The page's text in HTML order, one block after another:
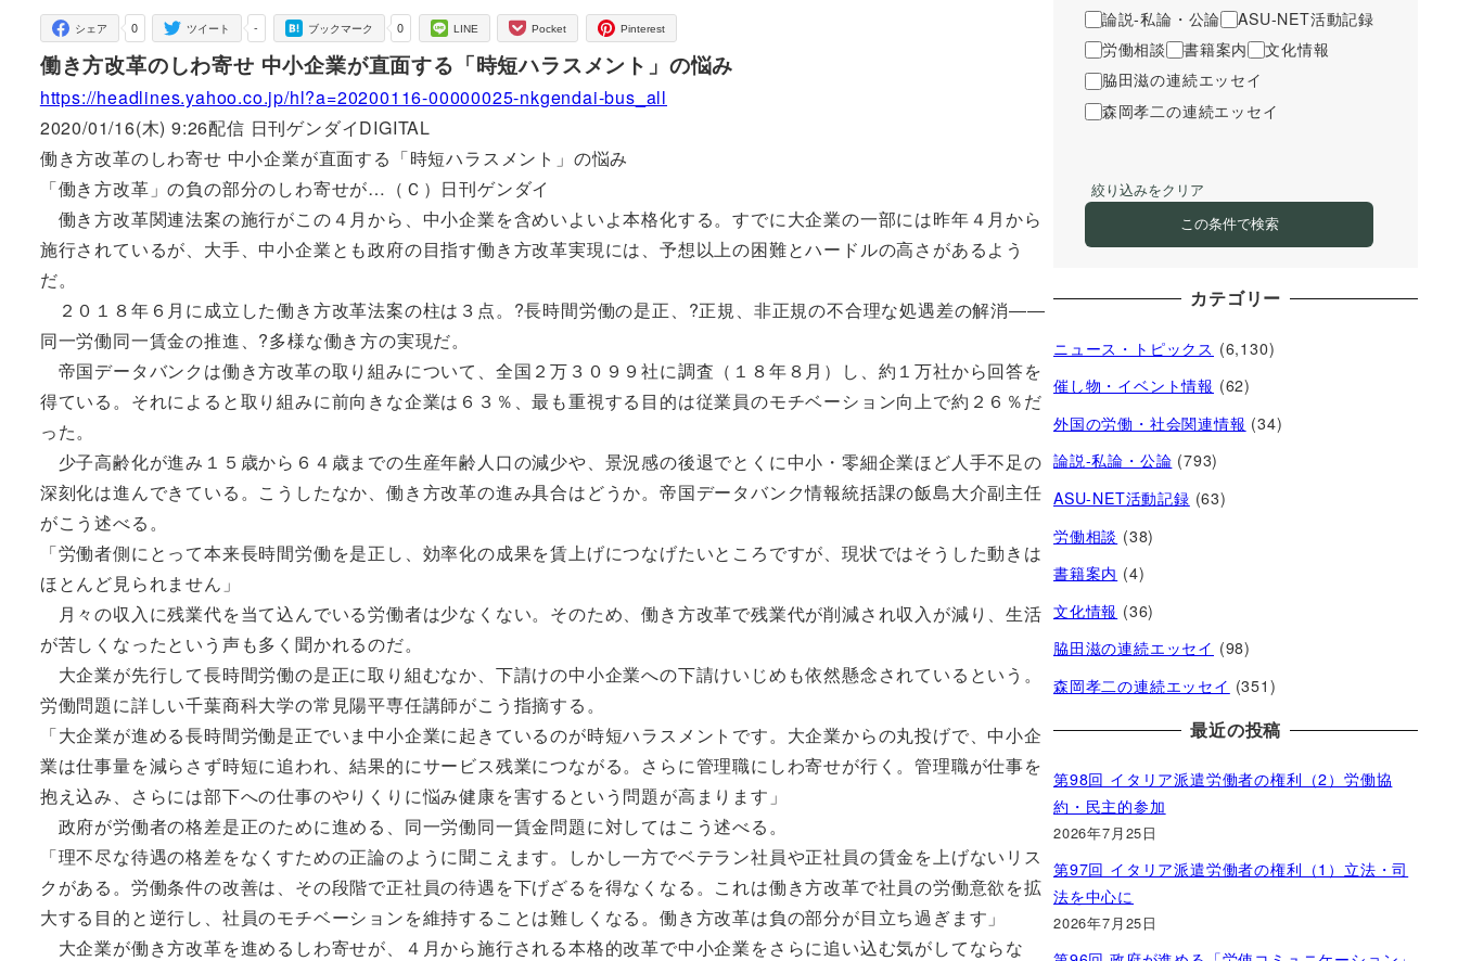
0
シェア -
ツイート 0
ブックマーク LINE Pocket Pinterest
働き方改革のしわ寄せ 中小企業が直面する「時短ハラスメント」の悩み
https://headlines.yahoo.co.jp/hl?a=20200116-00000025-nkgendai-bus_all
2020/01/16(木) 9:26配信 日刊ゲンダイDIGITAL
働き方改革のしわ寄せ 中小企業が直面する「時短ハラスメント」の悩み
「働き方改革」の負の部分のしわ寄せが…（Ｃ）日刊ゲンダイ
働き方改革関連法案の施行がこの４月から、中小企業を含めいよいよ本格化する。すでに大企業の一部には昨年４月から
施行されているが、大手、中小企業とも政府の目指す働き方改革実現には、予想以上の困難とハードルの高さがあるよう
だ。
２０１８年６月に成立した働き方改革法案の柱は３点。?長時間労働の是正、?正規、非正規の不合理な処遇差の解消――
同一労働同一賃金の推進、?多様な働き方の実現だ。
帝国データバンクは働き方改革の取り組みについて、全国２万３０９９社に調査（１８年８月）し、約１万社から回答を
得ている。それによると取り組みに前向きな企業は６３％、最も重視する目的は従業員のモチベーション向上で約２６％だ
った。
少子高齢化が進み１５歳から６４歳までの生産年齢人口の減少や、景況感の後退でとくに中小・零細企業ほど人手不足の
深刻化は進んできている。こうしたなか、働き方改革の進み具合はどうか。帝国データバンク情報統括課の飯島大介副主任
がこう述べる。
「労働者側にとって本来長時間労働を是正し、効率化の成果を賃上げにつなげたいところですが、現状ではそうした動きは
ほとんど見られません」
月々の収入に残業代を当て込んでいる労働者は少なくない。そのため、働き方改革で残業代が削減され収入が減り、生活
が苦しくなったという声も多く聞かれるのだ。
大企業が先行して長時間労働の是正に取り組むなか、下請けの中小企業への下請けいじめも依然懸念されているという。
労働問題に詳しい千葉商科大学の常見陽平専任講師がこう指摘する。
「大企業が進める長時間労働是正でいま中小企業に起きているのが時短ハラスメントです。大企業からの丸投げで、中小企
業は仕事量を減らさず時短に追われ、結果的にサービス残業につながる。さらに管理職にしわ寄せが行く。管理職が仕事を
抱え込み、さらには部下への仕事のやりくりに悩み健康を害するという問題が高まります」
政府が労働者の格差是正のために進める、同一労働同一賃金問題に対してはこう述べる。
「理不尽な待遇の格差をなくすための正論のように聞こえます。しかし一方でベテラン社員や正社員の賃金を上げないリス
クがある。労働条件の改善は、その段階で正社員の待遇を下げざるを得なくなる。これは働き方改革で社員の労働意欲を拡
大する目的と逆行し、社員のモチベーションを維持することは難しくなる。働き方改革は負の部分が目立ち過ぎます」
大企業が働き方改革を進めるしわ寄せが、４月から施行される本格的改革で中小企業をさらに追い込む気がしてならな
論説-私論・公論
ASU-NET活動記録
労働相談
書籍案内
文化情報
脇田滋の連続エッセイ
森岡孝二の連続エッセイ
絞り込みをクリア
この条件で検索
カテゴリー
ニュース・トピックス (6,130)
催し物・イベント情報 (62)
外国の労働・社会関連情報 (34)
論説-私論・公論 (793)
ASU-NET活動記録 (63)
労働相談 (38)
書籍案内 (4)
文化情報 (36)
脇田滋の連続エッセイ (98)
森岡孝二の連続エッセイ (351)
最近の投稿
第98回 イタリア派遣労働者の権利（2）労働協
約・民主的参加
2026年7月25日
第97回 イタリア派遣労働者の権利（1）立法・司
法を中心に
2026年7月25日